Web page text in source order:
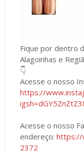
Fique por dentro
Alagoinhas e
👇
Acesse o nosso
https://
Acesse o nosso
endereço: https://
2372